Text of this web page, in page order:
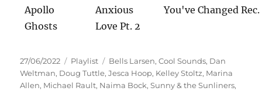
Apollo
Ghosts
Anxious
Love Pt. 2
You've Changed Rec.
Veröffentlicht
am
27/06/2022 Kategorien
Playlist Schlagwörter
Bells Larsen,Cool Sounds, Dan
Weltman, Doug Tuttle,Jesca Hoop, Kelley Stoltz, Marina
Allen, Michael Rault, Naima Bock,Sunny & the Sunliners,